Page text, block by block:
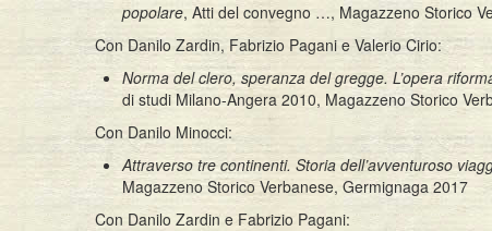
popolare, Atti del convegno …, Magazzeno Storico
Con Danilo Zardin, Fabrizio Pagani e Valerio Cirio:
Norma del clero, speranza del gregge. L’opera
di studi Milano-Angera 2010, Magazzeno Storico
Con Danilo Minocci:
Attraverso tre continenti. Storia dell’avventuroso
Magazzeno Storico Verbanese, Germignaga 2017
Con Danilo Zardin e Fabrizio Pagani: